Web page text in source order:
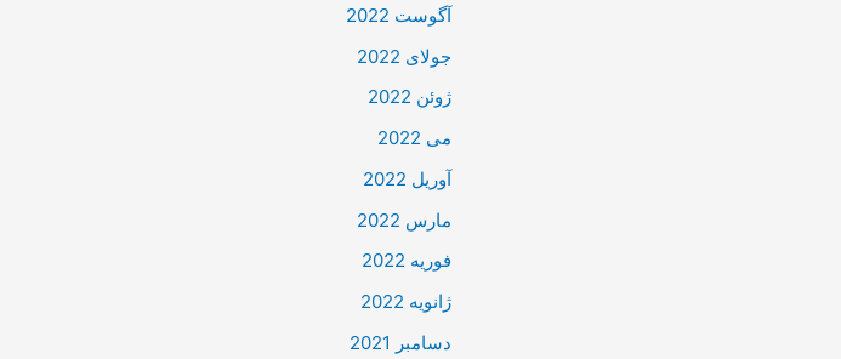
آگوست 2022
جولای 2022
ژوئن 2022
می 2022
آوریل 2022
مارس 2022
فوریه 2022
ژانویه 2022
دسامبر 2021